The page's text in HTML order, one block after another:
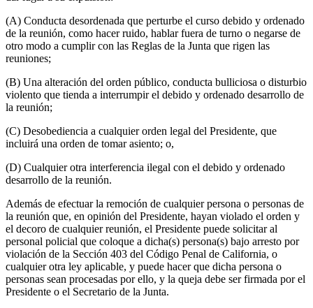
(A) Conducta desordenada que perturbe el curso debido y ordenado
de la reunión, como hacer ruido, hablar fuera de turno o negarse de
otro modo a cumplir con las Reglas de la Junta que rigen las
reuniones;
(B) Una alteración del orden público, conducta bulliciosa o disturbio
violento que tienda a interrumpir el debido y ordenado desarrollo de
la reunión;
(C) Desobediencia a cualquier orden legal del Presidente, que
incluirá una orden de tomar asiento; o,
(D) Cualquier otra interferencia ilegal con el debido y ordenado
desarrollo de la reunión.
Además de efectuar la remoción de cualquier persona o personas de
la reunión que, en opinión del Presidente, hayan violado el orden y
el decoro de cualquier reunión, el Presidente puede solicitar al
personal policial que coloque a dicha(s) persona(s) bajo arresto por
violación de la Sección 403 del Código Penal de California, o
cualquier otra ley aplicable, y puede hacer que dicha persona o
personas sean procesadas por ello, y la queja debe ser firmada por el
Presidente o el Secretario de la Junta.